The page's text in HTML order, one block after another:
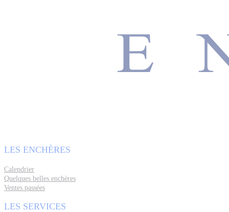
LES ENCHÈRES
Calendrier
Quelques belles enchères
Ventes passées
LES SERVICES